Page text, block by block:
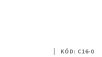
KÓD: C16-0